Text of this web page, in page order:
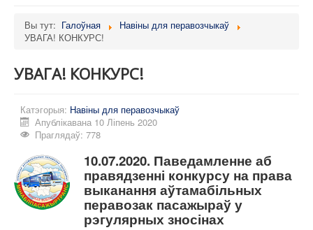
Аб прадпрыемстве
Адміністратыўныя працэдуры
Расклад руху
Партал перавозчыкаў
Карта сайта
Вы тут: Галоўная
Навіны для перавозчыкаў
УВАГА! КОНКУРС!
УВАГА! КОНКУРС!
Катэгорыя: Навіны для перавозчыкаў
Апублікавана 10 Ліпень 2020
Праглядаў: 778
10.07.2020. Паведамленне аб
правядзенні конкурсу на права
выканання аўтамабільных
перавозак пасажыраў у
рэгулярных зносінах